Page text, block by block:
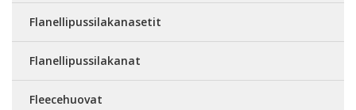
Flanellipussilakanasetit
Flanellipussilakanat
Fleecehuovat